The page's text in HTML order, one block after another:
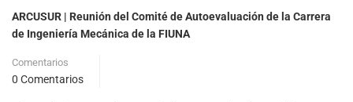
ARCUSUR | Reunión del Comité de Autoevaluación de la Carrera
de Ingeniería Mecánica de la FIUNA
Comentarios
0 Comentarios